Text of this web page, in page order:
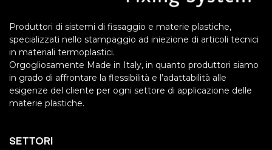
Produttori di sistemi di fissaggio e materie plastiche,
specializzati nello stampaggio ad iniezione di articoli tecnici
in materiali termoplastici.
Orgogliosamente Made in Italy, in quanto produttori siamo
in grado di affrontare la flessibilità e l’adattabilità alle
esigenze del cliente per ogni settore di applicazione delle
materie plastiche.
SETTORI